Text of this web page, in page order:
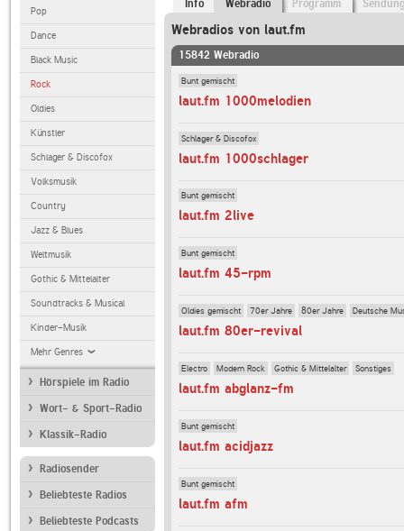
Pop
Dance
Black Music
Rock
Oldies
Künstler
Schlager & Discofox
Volksmusik
Country
Jazz & Blues
Weltmusik
Gothic & Mittelalter
Soundtracks & Musical
Kinder-Musik
Mehr Genres
Hörspiele im Radio
Wort- & Sport-Radio
Klassik-Radio
Radiosender
Beliebteste Radios
Beliebteste Podcasts
Info Webradio Programm
Webradios von laut.fm
15842 Webradio
Bunt gemischt
laut.fm 1000melodien
Schlager & Discofox
laut.fm 1000schlager
Bunt gemischt
laut.fm 2live
Bunt gemischt
laut.fm 45-rpm
Oldies gemischt 70er Jahre 80er Jahre Deutsche
laut.fm 80er-revival
Electro Modern Rock Gothic & Mittelalter Sonstiges
laut.fm abglanz-fm
Bunt gemischt
laut.fm acidjazz
Bunt gemischt
laut.fm afm